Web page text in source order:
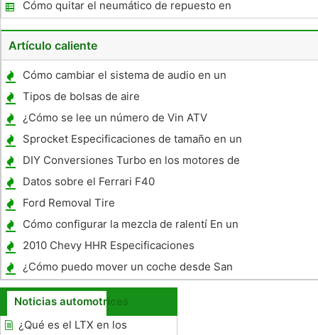
Cómo quitar el neumático de repuesto en
un Mazda MPV 2000
Artículo caliente
Cómo cambiar el sistema de audio en un
2003 Ford Taurus
Tipos de bolsas de aire
¿Cómo se lee un número de Vin ATV
Sprocket Especificaciones de tamaño en un
2002 Honda CR125
DIY Conversiones Turbo en los motores de
la serie K
Datos sobre el Ferrari F40
Ford Removal Tire
Cómo configurar la mezcla de ralentí En un
Quadrajet
2010 Chevy HHR Especificaciones
¿Cómo puedo mover un coche desde San
Diego a Fort Worth?
Noticias automotrices
¿Qué es el LTX en los